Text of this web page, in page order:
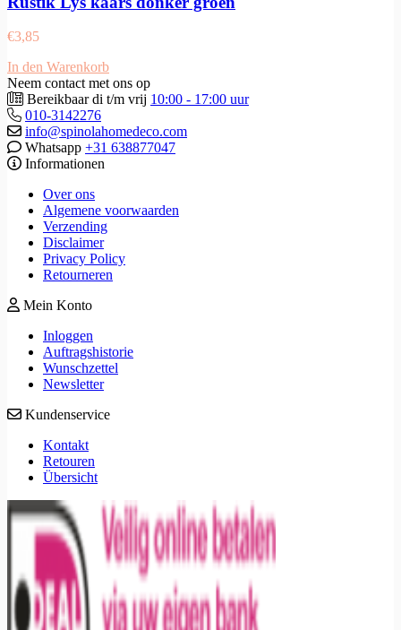
€3,85
In den Warenkorb
Neem contact met ons op
Bereikbaar di t/m vrij 10:00 - 17:00 uur
010-3142276
info@spinolahomedeco.com
Whatsapp +31 638877047
Informationen
Over ons
Algemene voorwaarden
Verzending
Disclaimer
Privacy Policy
Retourneren
Mein Konto
Inloggen
Auftragshistorie
Wunschzettel
Newsletter
Kundenservice
Kontakt
Retouren
Übersicht